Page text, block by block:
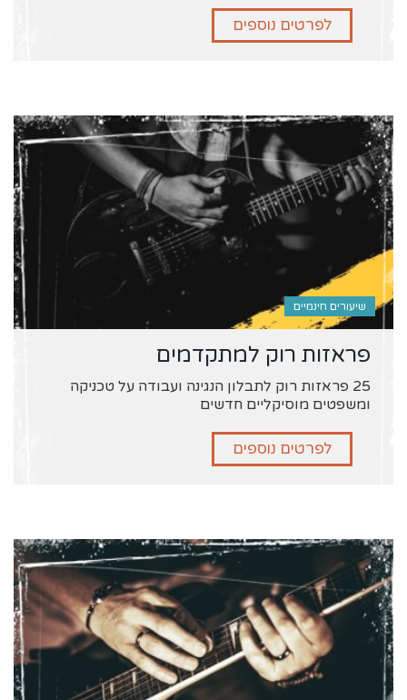
לפרטים נוספים
שיעורים חינמיים
פראזות רוק למתקדמים
25 פראזות רוק לתבלון הנגינה ועבודה על טכניקה
ומשפטים מוסיקליים חדשים
לפרטים נוספים